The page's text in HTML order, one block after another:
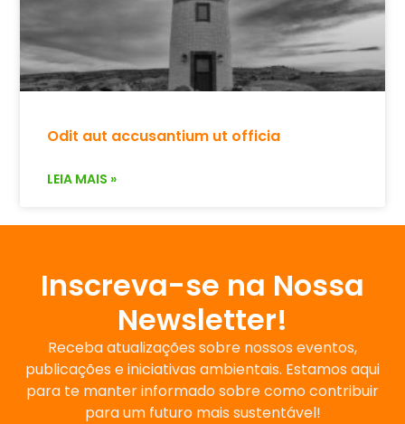
Odit aut accusantium ut officia
LEIA MAIS »
Inscreva-se na Nossa
Newsletter!
Receba atualizações sobre nossos eventos,
publicações e iniciativas ambientais. Estamos aqui
para te manter informado sobre como contribuir
para um futuro mais sustentável!